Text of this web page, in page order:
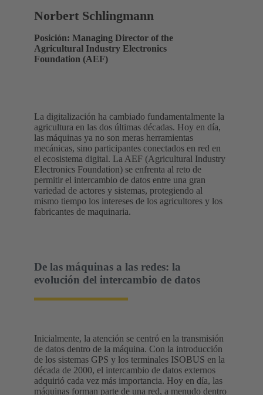
Norbert Schlingmann
Posición: Managing Director of the
Agricultural Industry Electronics
Foundation (AEF)
La digitalización ha cambiado fundamentalmente la
agricultura en las dos últimas décadas. Hoy en día,
las máquinas ya no son meras herramientas
mecánicas, sino participantes conectados en red en
el ecosistema digital. La AEF (Agricultural Industry
Electronics Foundation) se enfrenta al reto de
permitir el intercambio de datos entre una gran
variedad de actores y sistemas, protegiendo al
mismo tiempo los intereses de los agricultores y los
fabricantes de maquinaria.
De las máquinas a las redes: la
evolución del intercambio de datos
Inicialmente, la atención se centró en la transmisión
de datos dentro de la máquina. Con la introducción
de los sistemas GPS y los terminales ISOBUS en la
década de 2000, el intercambio de datos externos
adquirió cada vez más importancia. Hoy en día, las
máquinas forman parte de una red, a menudo dentro